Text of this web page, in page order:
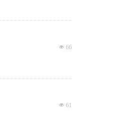
넶 66
넶 61